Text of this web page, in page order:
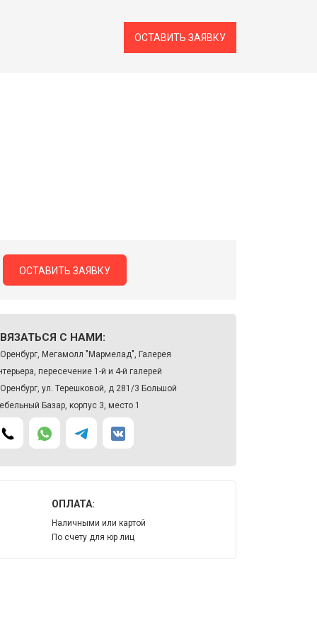
ОСТАВИТЬ ЗАЯВКУ
ОСТАВИТЬ ЗАЯВКУ
С НАМИ:
Оренбург, Мегамолл "Мармелад", Галерея
пересечение 1-й и 4-й галерей
Оренбург, ул. Терешковой, д 281/3 Большой
Базар, корпус 3, место 1
ОПЛАТА:
Наличными или картой
По счету для юр лиц